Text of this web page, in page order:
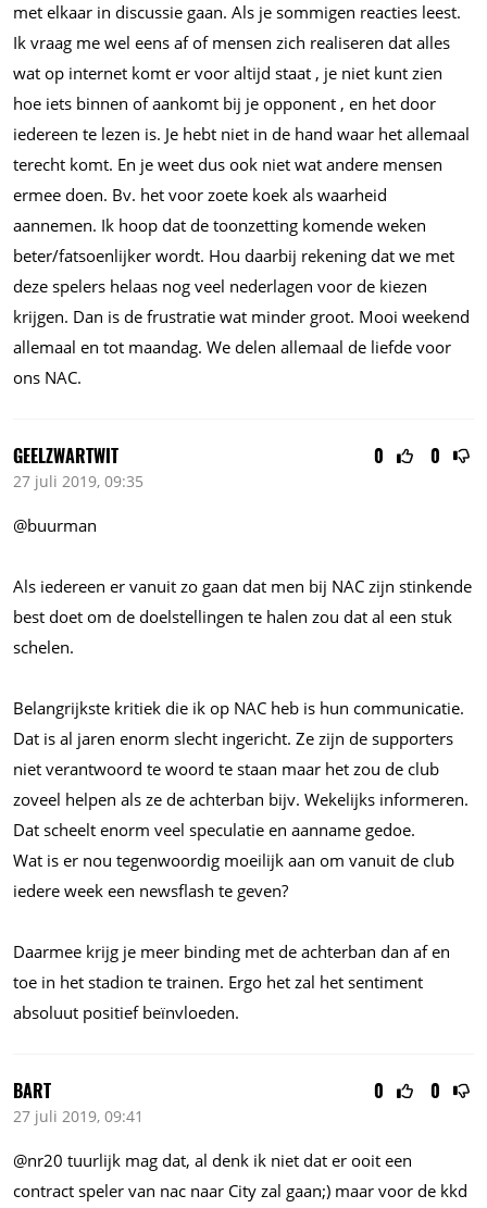
met elkaar in discussie gaan. Als je sommigen reacties leest.
Ik vraag me wel eens af of mensen zich realiseren dat alles
wat op internet komt er voor altijd staat , je niet kunt zien
hoe iets binnen of aankomt bij je opponent , en het door
iedereen te lezen is. Je hebt niet in de hand waar het allemaal
terecht komt. En je weet dus ook niet wat andere mensen
ermee doen. Bv. het voor zoete koek als waarheid
aannemen. Ik hoop dat de toonzetting komende weken
beter/fatsoenlijker wordt. Hou daarbij rekening dat we met
deze spelers helaas nog veel nederlagen voor de kiezen
krijgen. Dan is de frustratie wat minder groot. Mooi weekend
allemaal en tot maandag. We delen allemaal de liefde voor
ons NAC.
0 0
GEELZWARTWIT
27 juli 2019, 09:35
@buurman
Als iedereen er vanuit zo gaan dat men bij NAC zijn stinkende
best doet om de doelstellingen te halen zou dat al een stuk
schelen.
Belangrijkste kritiek die ik op NAC heb is hun communicatie.
Dat is al jaren enorm slecht ingericht. Ze zijn de supporters
niet verantwoord te woord te staan maar het zou de club
zoveel helpen als ze de achterban bijv. Wekelijks informeren.
Dat scheelt enorm veel speculatie en aanname gedoe.
Wat is er nou tegenwoordig moeilijk aan om vanuit de club
iedere week een newsflash te geven?
Daarmee krijg je meer binding met de achterban dan af en
toe in het stadion te trainen. Ergo het zal het sentiment
absoluut positief beïnvloeden.
0 0
BART
27 juli 2019, 09:41
@nr20 tuurlijk mag dat, al denk ik niet dat er ooit een
contract speler van nac naar City zal gaan;) maar voor de kkd